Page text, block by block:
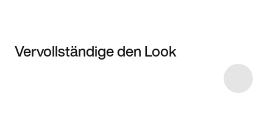
Vervollständige den Look